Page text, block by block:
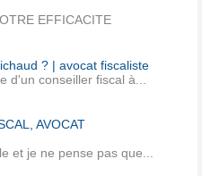
EFFICACITE
? | avocat fiscaliste
d'un conseiller fiscal à...
AVOCAT
et je ne pense pas que...